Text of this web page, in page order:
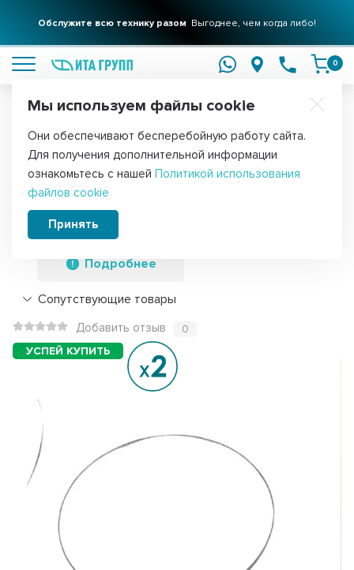
Обслужите всю технику разом Выгоднее, чем когда либо!
0
Главная Запчасти для стиральных машин Хомуты для
Набор 2 шт Хомут манжеты для
стиральной машины Samsung D400мм,
KMDC91-12077G
Подробнее
Сопутствующие товары
Добавить отзыв 0
Мы используем файлы cookie
Они обеспечивают бесперебойную работу сайта.
Для получения дополнительной информации
ознакомьтесь с нашей Политикой использования
файлов cookie
Принять